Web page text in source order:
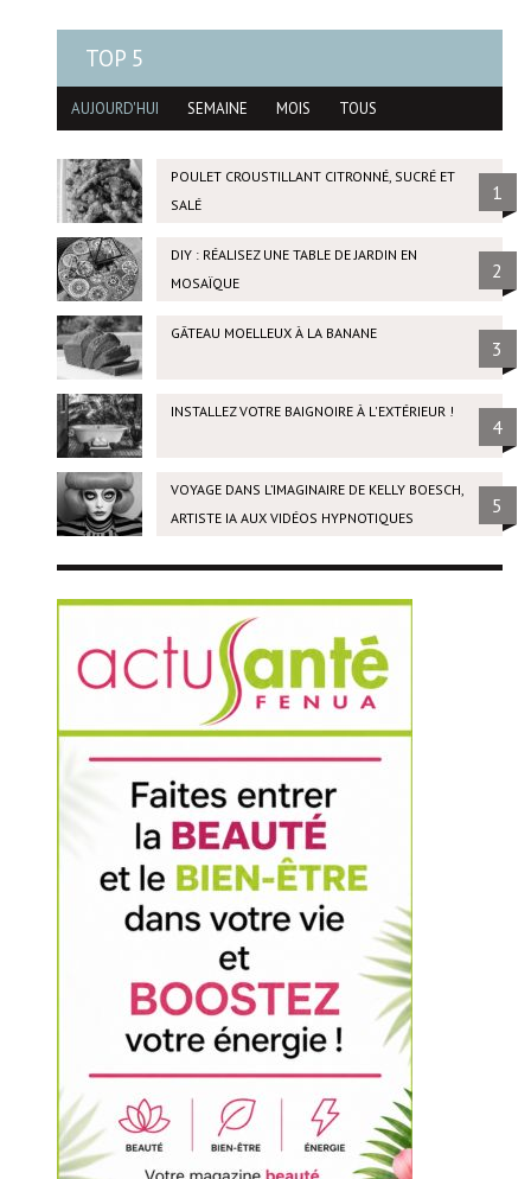
TOP 5
AUJOURD'HUI SEMAINE MOIS TOUS
POULET CROUSTILLANT CITRONNÉ, SUCRÉ ET
SALÉ
1
DIY : RÉALISEZ UNE TABLE DE JARDIN EN
MOSAÏQUE
2
GÂTEAU MOELLEUX À LA BANANE
3
INSTALLEZ VOTRE BAIGNOIRE À L'EXTÉRIEUR !
4
VOYAGE DANS L’IMAGINAIRE DE KELLY BOESCH,
ARTISTE IA AUX VIDÉOS HYPNOTIQUES
5